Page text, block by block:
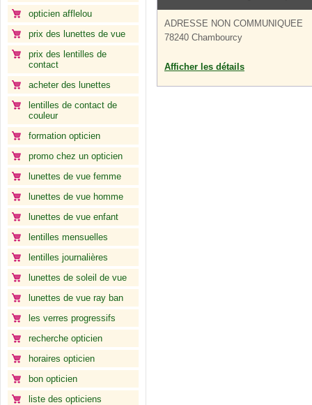
opticien afflelou
prix des lunettes de vue
prix des lentilles de
contact
acheter des lunettes
lentilles de contact de
couleur
formation opticien
promo chez un opticien
lunettes de vue femme
lunettes de vue homme
lunettes de vue enfant
lentilles mensuelles
lentilles journalières
lunettes de soleil de vue
lunettes de vue ray ban
les verres progressifs
recherche opticien
horaires opticien
bon opticien
liste des opticiens
ADRESSE NON COMMUNIQUEE
78240 Chambourcy
Afficher les détails